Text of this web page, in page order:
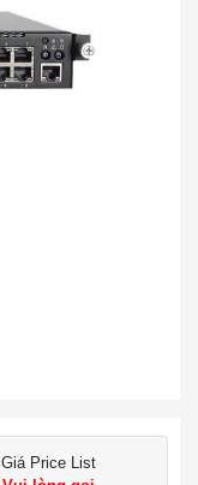
Giá Price List